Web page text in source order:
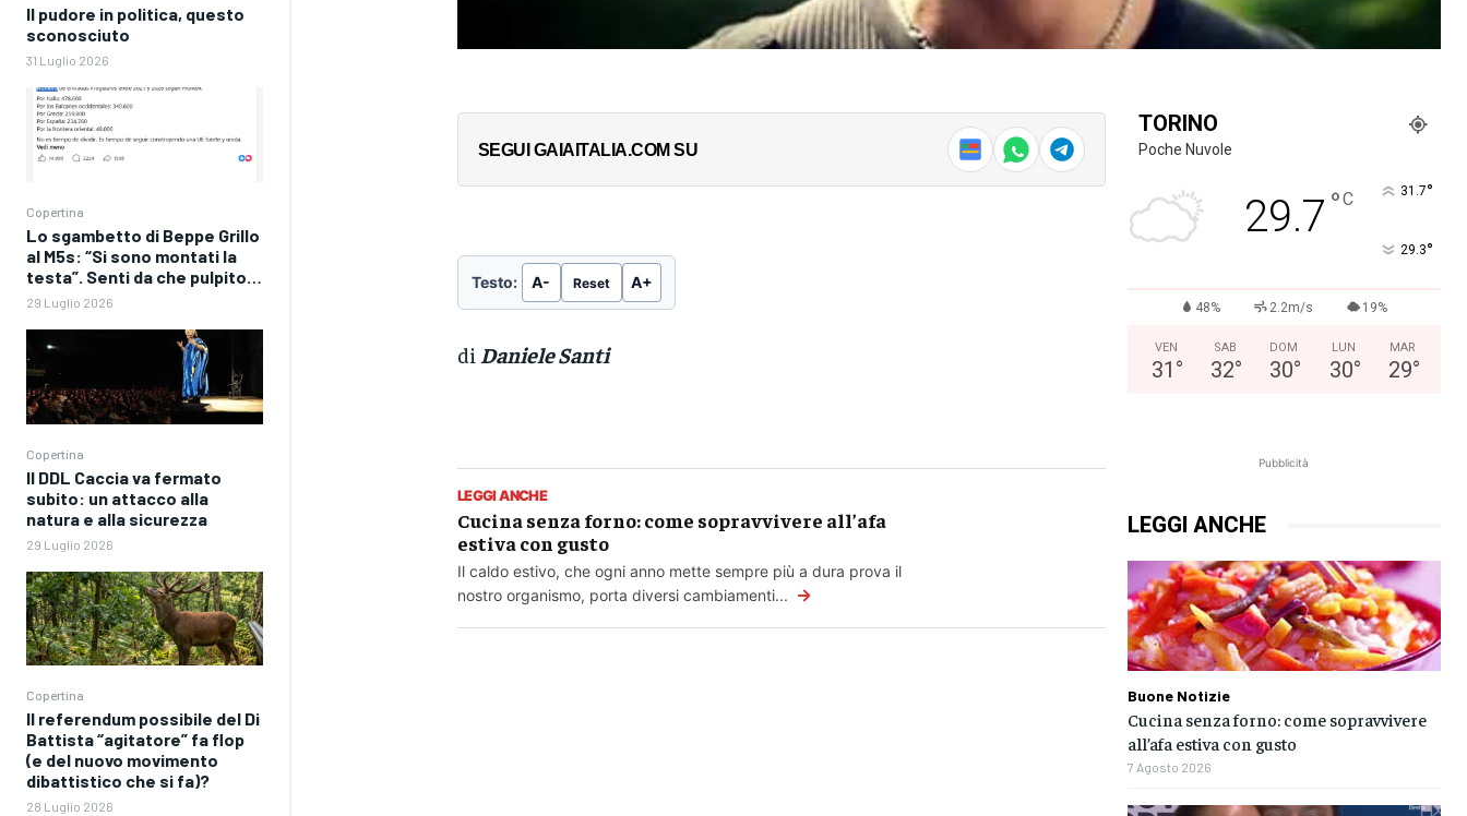
Il pudore in politica, questo
sconosciuto
31 Luglio 2026
Copertina
Lo sgambetto di Beppe Grillo
al M5s: “Si sono montati la
testa”. Senti da che pulpito…
29 Luglio 2026
Copertina
Il DDL Caccia va fermato
subito: un attacco alla
natura e alla sicurezza
29 Luglio 2026
Copertina
Il referendum possibile del Di
Battista “agitatore” fa flop
(e del nuovo movimento
dibattistico che si fa)?
28 Luglio 2026
SEGUI GAIAITALIA.COM SU
Testo: A- Reset A+
di Daniele Santi
LEGGI ANCHE
Cucina senza forno: come sopravvivere all’afa
estiva con gusto
Il caldo estivo, che ogni anno mette sempre più a dura prova il
nostro organismo, porta diversi cambiamenti... →
TORINO
Poche Nuvole
29.7 °C 31.7°
29.3°
48% 2.2m/s 19%
VEN
31 °
SAB
32°
DOM
30°
LUN
30°
MAR
29°
Pubblicità
LEGGI ANCHE
Buone Notizie
Cucina senza forno: come sopravvivere
all’afa estiva con gusto
7 Agosto 2026